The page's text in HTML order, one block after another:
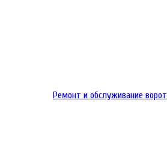
Ремонт и обслуживание ворот